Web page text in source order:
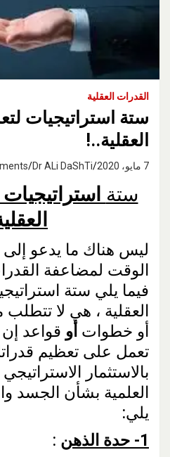
القدرات العقلية
ستة استراتيجيات
العقلية..!
7 مايو، 2020 Dr ALi DaShTi
ستة
ليس هناك ما يدعو إلى
الوقت لمضاعفة
فيما يلي ستة
العقلية ، هي لا
أو خطوات أو قواعد إن
تعمل على تعظيم
بالاستثمار
العلمية بشأن الجسد
يلي:
1- حدة الذهن
: